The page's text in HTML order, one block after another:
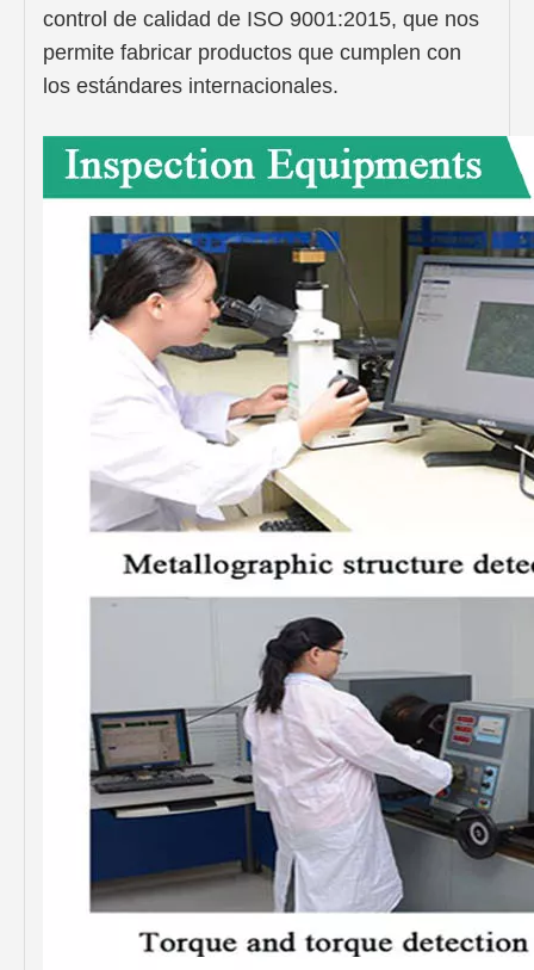
control de calidad de ISO 9001:2015, que nos
permite fabricar productos que cumplen con
los estándares internacionales.